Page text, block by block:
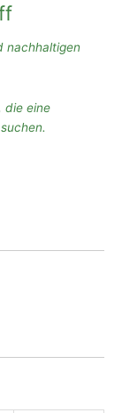
nachhaltigen
die eine